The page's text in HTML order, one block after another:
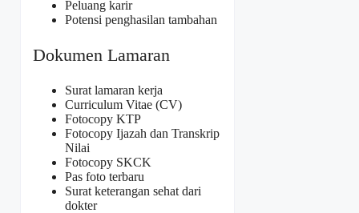
Peluang karir
Potensi penghasilan tambahan
Dokumen Lamaran
Surat lamaran kerja
Curriculum Vitae (CV)
Fotocopy KTP
Fotocopy Ijazah dan Transkrip
Nilai
Fotocopy SKCK
Pas foto terbaru
Surat keterangan sehat dari
dokter